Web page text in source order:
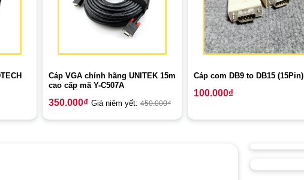
Cáp VGA chính hãng UNITEK 15m
cao cấp mã Y-C507A
350.000₫ Giá niêm yết: 450.000₫
Cáp com DB9 to DB15 (15Pin)
100.000₫